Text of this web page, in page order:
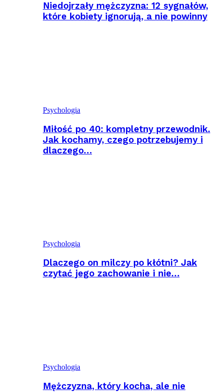
Niedojrzały mężczyzna: 12 sygnałów,
które kobiety ignorują, a nie powinny
Psychologia
Miłość po 40: kompletny przewodnik.
Jak kochamy, czego potrzebujemy i
dlaczego…
Psychologia
Dlaczego on milczy po kłótni? Jak
czytać jego zachowanie i nie…
Psychologia
Mężczyzna, który kocha, ale nie